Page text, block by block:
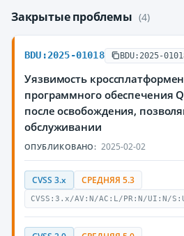
Закрытые проблемы (4)
BDU:2025-01018 BDU:2025-
Уязвимость
программного обеспечения
после освобождения,
обслуживании
ОПУБЛИКОВАНО: 2025-02-02
CVSS 3.x СРЕДНЯЯ 5.3
CVSS:3.x/AV:N/AC:L/PR:N/UI:N/